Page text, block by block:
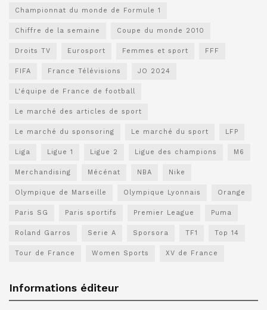
Championnat du monde de Formule 1
Chiffre de la semaine Coupe du monde 2010
Droits TV Eurosport Femmes et sport FFF
FIFA France Télévisions JO 2024
L'équipe de France de football
Le marché des articles de sport
Le marché du sponsoring Le marché du sport LFP
Liga Ligue 1 Ligue 2 Ligue des champions M6
Merchandising Mécénat NBA Nike
Olympique de Marseille Olympique Lyonnais Orange
Paris SG Paris sportifs Premier League Puma
Roland Garros Serie A Sporsora TF1 Top 14
Tour de France Women Sports XV de France
Informations éditeur